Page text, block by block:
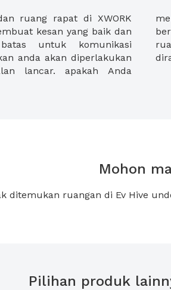
ruang rapat di XWORK
kesan yang baik dan
untuk komunikasi
anda akan diperlakukan
lancar. apakah Anda
untuk empat orang, atau
anda membutuhkan
fasilitas yang
Mohon
ditemukan ruangan di Ev Hive
Pilihan produk